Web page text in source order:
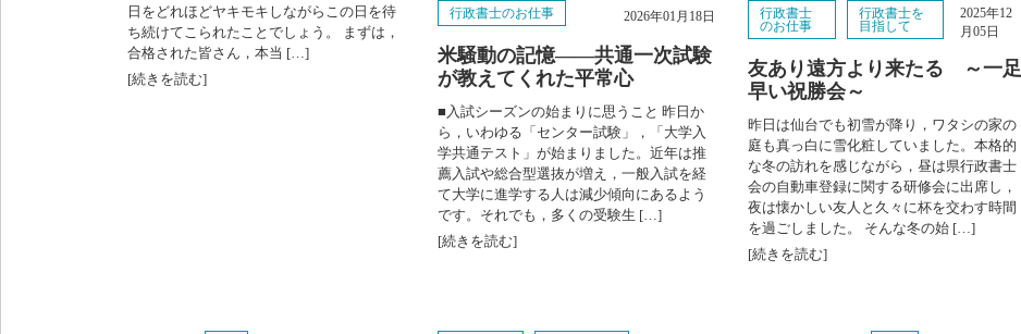
日をどれほどヤキモキしながらこの日を待
ち続けてこられたことでしょう。 まずは，
合格された皆さん，本当 […]
[続きを読む]
行政書士のお仕事 2026年01月18日
米騒動の記憶――共通一次試験
が教えてくれた平常心
■入試シーズンの始まりに思うこと 昨日か
ら，いわゆる「センター試験」，「大学入
学共通テスト」が始まりました。近年は推
薦入試や総合型選抜が増え，一般入試を経
て大学に進学する人は減少傾向にあるよう
です。それでも，多くの受験生 […]
[続きを読む]
行政書士
のお仕事
行政書士を
目指して
2025年12
月05日
友あり遠方より来たる ～一足
早い祝勝会～
昨日は仙台でも初雪が降り，ワタシの家の
庭も真っ白に雪化粧していました。本格的
な冬の訪れを感じながら，昼は県行政書士
会の自動車登録に関する研修会に出席し，
夜は懐かしい友人と久々に杯を交わす時間
を過ごしました。 そんな冬の始 […]
[続きを読む]